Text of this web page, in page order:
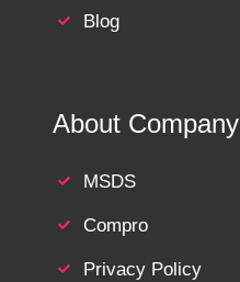
Blog
About Company
MSDS
Compro
Privacy Policy